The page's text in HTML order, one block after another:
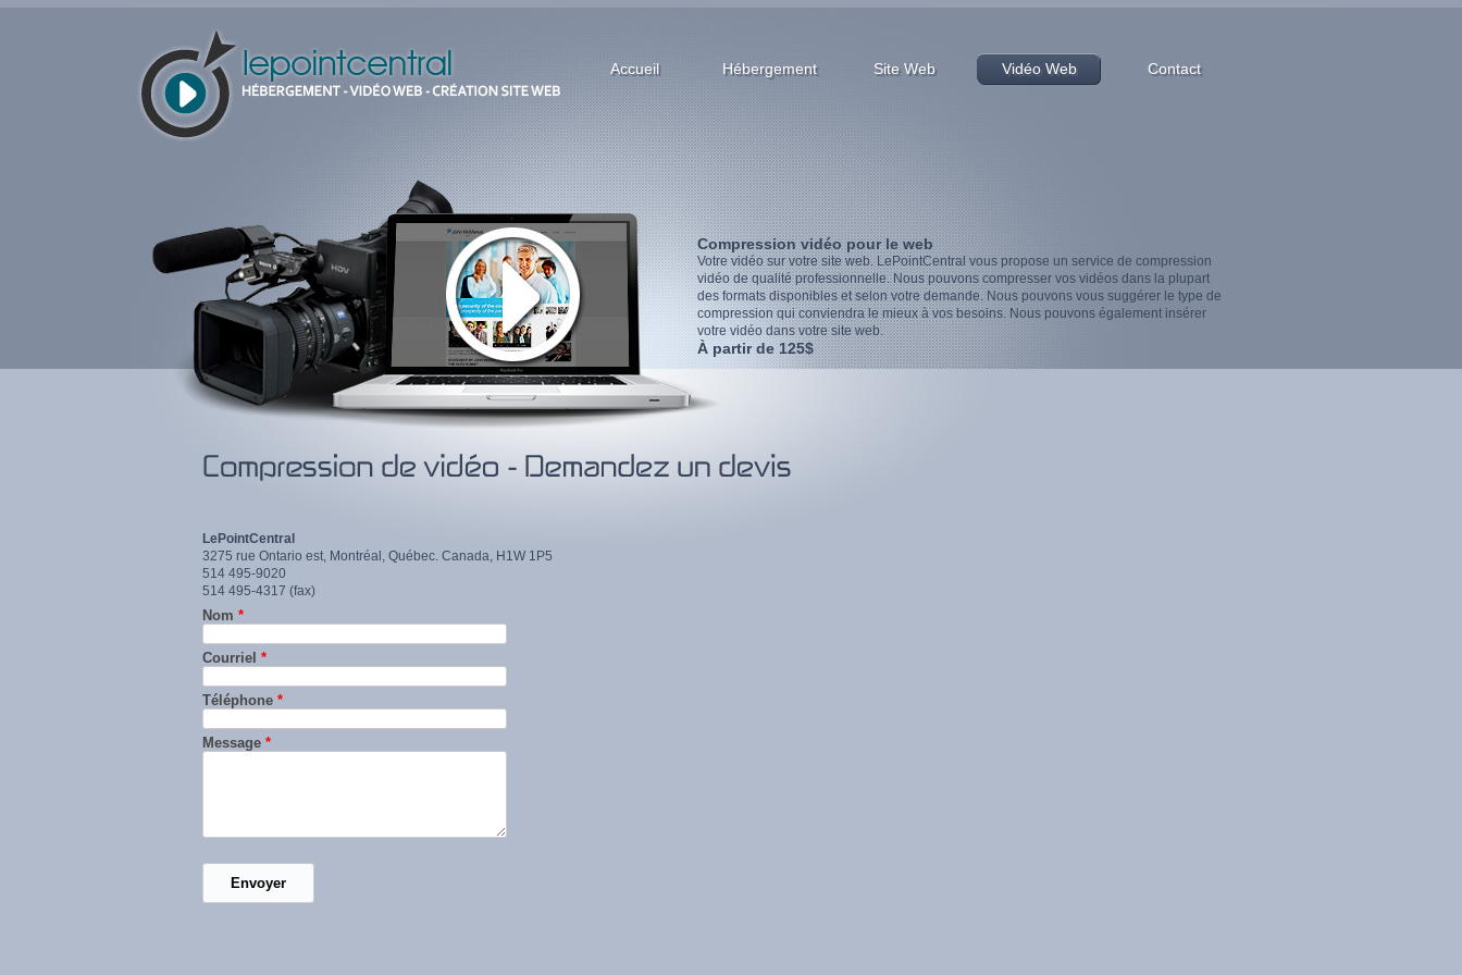
Accueil Hébergement Site Web Vidéo Web Contact
Compression vidéo pour le web
Votre vidéo sur votre site web. LePointCentral vous propose un service de compression
vidéo de qualité professionnelle. Nous pouvons compresser vos vidéos dans la plupart
des formats disponibles et selon votre demande. Nous pouvons vous suggérer le type de
compression qui conviendra le mieux à vos besoins. Nous pouvons également insérer
votre vidéo dans votre site web.
À partir de 125$
LePointCentral
3275 rue Ontario est, Montréal, Québec. Canada, H1W 1P5
514 495-9020
514 495-4317 (fax)